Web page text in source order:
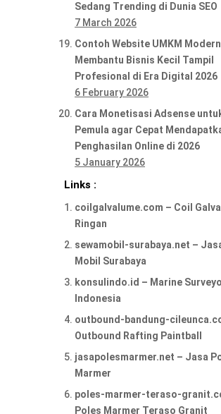
Sedang Trending di Dunia SEO
7 March 2026
Contoh Website UMKM
Membantu Bisnis Kecil Tampil
Profesional di Era Digital 2026
6 February 2026
Cara Monetisasi Adsense
Pemula agar Cepat
Penghasilan Online di 2026
5 January 2026
Links :
coilgalvalume.com – Coil
Ringan
sewamobil-surabaya.net –
Mobil Surabaya
konsulindo.id – Marine
Indonesia
outbound-bandung-
Outbound Rafting Paintball
jasapolesmarmer.net – Jasa
Marmer
poles-marmer-teraso-
Poles Marmer Teraso Granit